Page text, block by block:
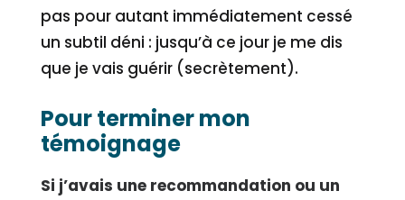
pas pour autant immédiatement cessé
un subtil déni : jusqu’à ce jour je me dis
que je vais guérir (secrètement).
Pour terminer mon
témoignage
Si j’avais une recommandation ou un